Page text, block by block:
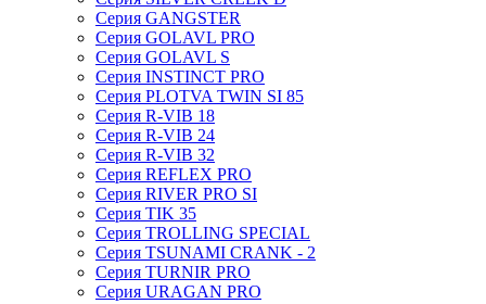
Серия GANGSTER
Серия GOLAVL PRO
Серия GOLAVL S
Серия INSTINCT PRO
Серия PLOTVA TWIN SI 85
Серия R-VIB 18
Серия R-VIB 24
Серия R-VIB 32
Серия REFLEX PRO
Серия RIVER PRO SI
Серия TIK 35
Серия TROLLING SPECIAL
Серия TSUNAMI CRANK - 2
Серия TURNIR PRO
Серия URAGAN PRO